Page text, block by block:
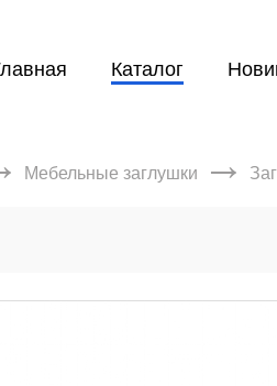
Каталог
Мебельные заглушки →